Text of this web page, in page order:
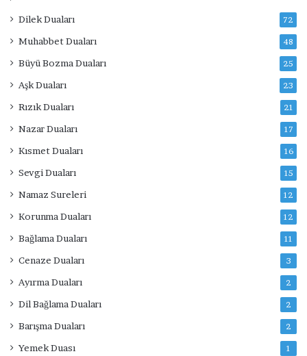
Dilek Duaları 72
Muhabbet Duaları 48
Büyü Bozma Duaları 25
Aşk Duaları 23
Rızık Duaları 21
Nazar Duaları 17
Kısmet Duaları 16
Sevgi Duaları 15
Namaz Sureleri 12
Korunma Duaları 12
Bağlama Duaları 11
Cenaze Duaları 3
Ayırma Duaları 2
Dil Bağlama Duaları 2
Barışma Duaları 2
Yemek Duası 1